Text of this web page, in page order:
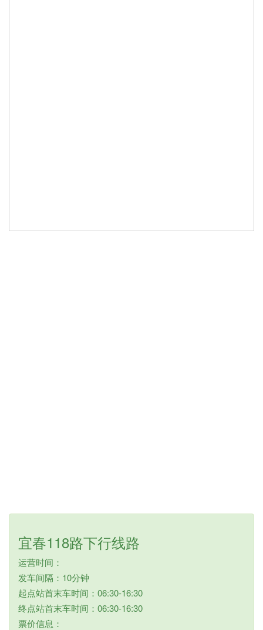
宜春118路下行线路
运营时间：
发车间隔：10分钟
起点站首末车时间：06:30-16:30
终点站首末车时间：06:30-16:30
票价信息：